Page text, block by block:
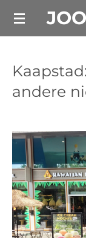
Ga
de
hoofdinhoud
andere